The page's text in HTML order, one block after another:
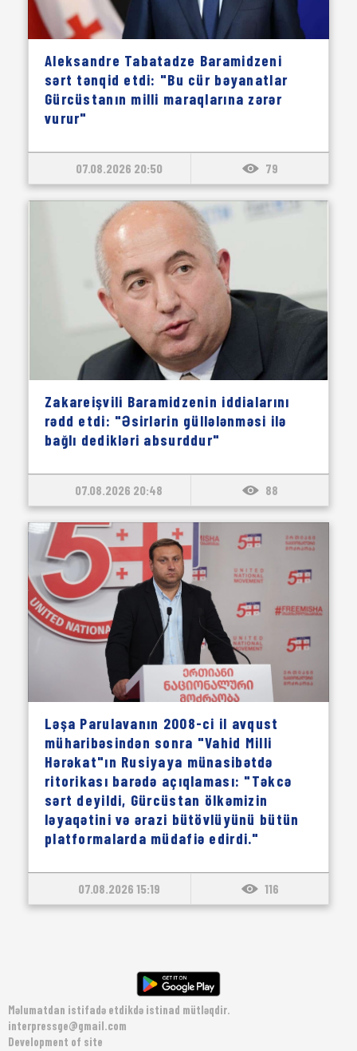
Aleksandre Tabatadze Baramidzeni
sərt tənqid etdi: "Bu cür bəyanatlar
Gürcüstanın milli maraqlarına zərər
vurur"
07.08.2026 20:50 79
Zakareişvili Baramidzenin iddialarını
rədd etdi: "Əsirlərin güllələnməsi ilə
bağlı dedikləri absurddur"
07.08.2026 20:48 88
Ləşa Parulavanın 2008-ci il avqust
müharibəsindən sonra "Vahid Milli
Hərəkat"ın Rusiyaya münasibətdə
ritorikası barədə açıqlaması: "Təkcə
sərt deyildi, Gürcüstan ölkəmizin
ləyaqətini və ərazi bütövlüyünü bütün
platformalarda müdafiə edirdi."
07.08.2026 15:19 116
Məlumatdan istifadə etdikdə istinad mütləqdir.
interpressge@gmail.com
Development of site